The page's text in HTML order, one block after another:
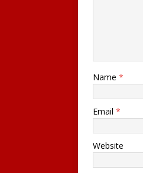
Name *
Email *
Website